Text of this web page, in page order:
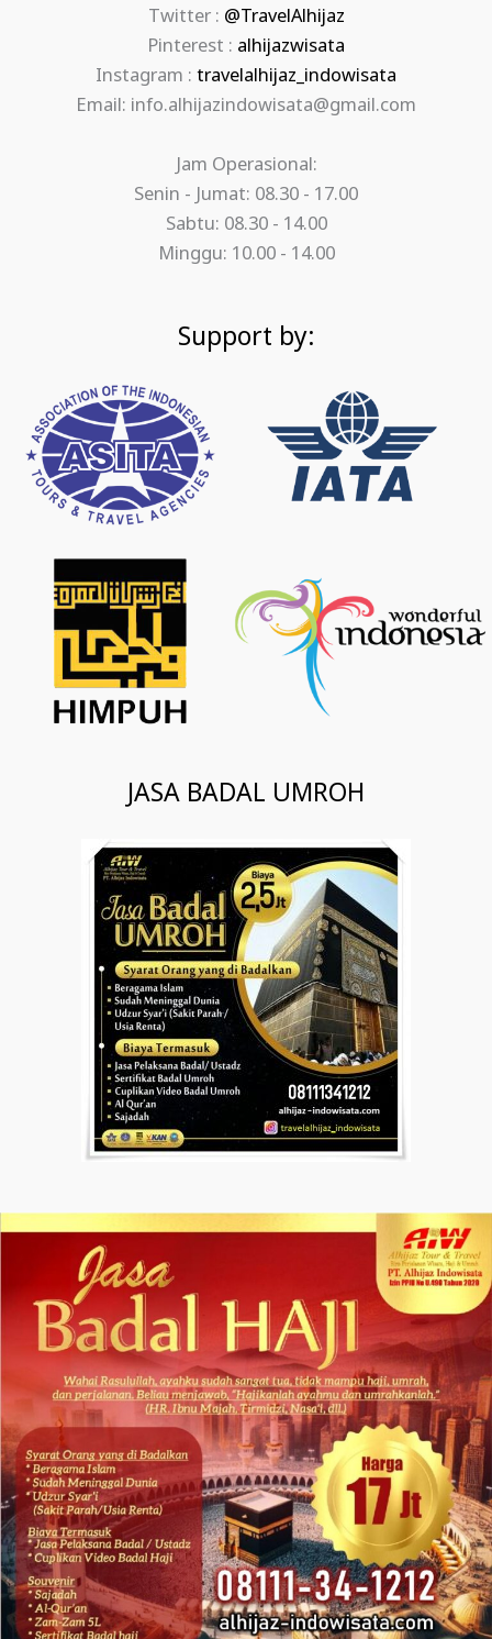
Twitter : @TravelAlhijaz
Pinterest : alhijazwisata
Instagram : travelalhijaz_indowisata
Email: info.alhijazindowisata@gmail.com
Jam Operasional:
Senin - Jumat: 08.30 - 17.00
Sabtu: 08.30 - 14.00
Minggu: 10.00 - 14.00
Support by:
JASA BADAL UMROH